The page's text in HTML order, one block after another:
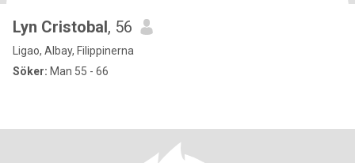
Lyn Cristobal, 56
Ligao, Albay, Filippinerna
Söker: Man 55 - 66